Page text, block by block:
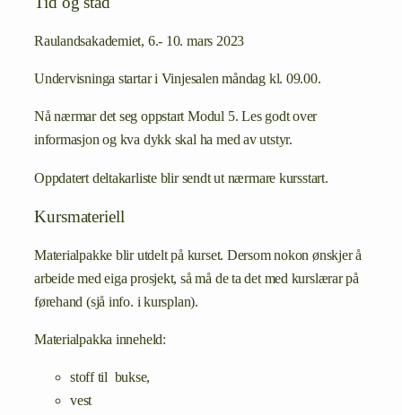
Raulandsakademiet, 6.- 10. mars 2023
Undervisninga startar i Vinjesalen måndag kl. 09.00.
Nå nærmar det seg oppstart Modul 5. Les godt over
informasjon og kva dykk skal ha med av utstyr.
Oppdatert deltakarliste blir sendt ut nærmare kursstart.
Kursmateriell
Materialpakke blir utdelt på kurset. Dersom nokon ønskjer å
arbeide med eiga prosjekt, så må de ta det med kurslærar på
førehand (sjå info. i kursplan).
Materialpakka inneheld:
stoff til bukse,
vest